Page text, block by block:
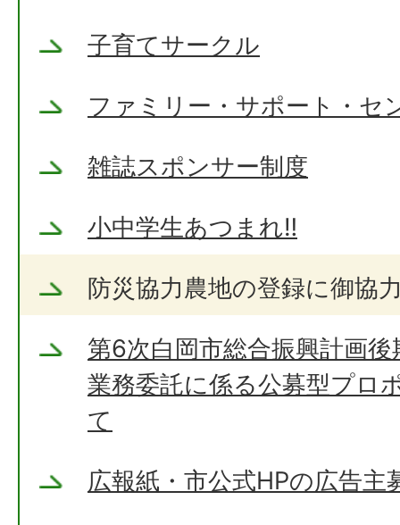
子育てサークル
ファミリー・サポート・セ
雑誌スポンサー制度
小中学生あつまれ‼
防災協力農地の登録に御協
第6次白岡市総合振興計画
業務委託に係る公募型プロ
て
広報紙・市公式HPの広告主